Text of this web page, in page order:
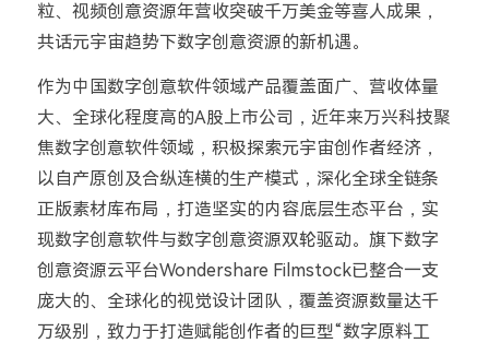
粒、视频创意资源年营收突破千万美金等喜人成果，
共话元宇宙趋势下数字创意资源的新机遇。
作为中国数字创意软件领域产品覆盖面广、营收体量
大、全球化程度高的A股上市公司，近年来万兴科技聚
焦数字创意软件领域，积极探索元宇宙创作者经济，
以自产原创及合纵连横的生产模式，深化全球全链条
正版素材库布局，打造坚实的内容底层生态平台，实
现数字创意软件与数字创意资源双轮驱动。旗下数字
创意资源云平台Wondershare Filmstock已整合一支
庞大的、全球化的视觉设计团队，覆盖资源数量达千
万级别，致力于打造赋能创作者的巨型“数字原料工